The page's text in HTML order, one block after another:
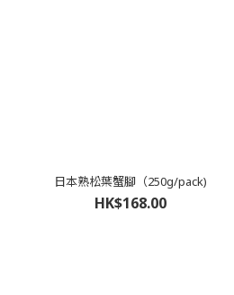
日本熟松葉蟹腳（250g/pack)
HK$168.00